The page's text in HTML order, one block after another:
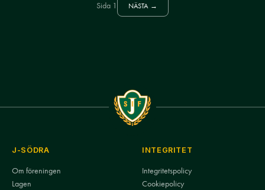
Sida 1 NÄSTA →
J-SÖDRA
Om föreningen
Lagen
INTEGRITET
Integritetspolicy
Cookiepolicy